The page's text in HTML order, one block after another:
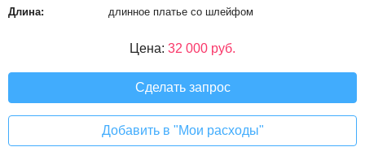
Длина:
длинное платье со шлейфом
Цена: 32 000 руб.
Сделать запрос
Добавить в "Мои расходы"